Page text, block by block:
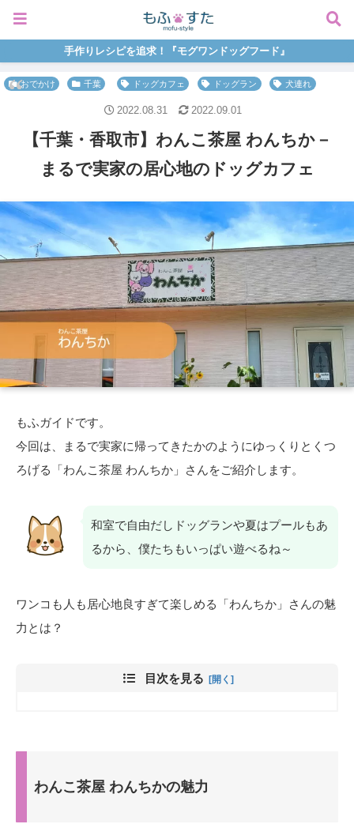
手作りレシピを追求！『モグワンドッグフード』
おでかけ 千葉 ドッグカフェ ドッグラン 犬連れ
【千葉・香取市】わんこ茶屋 わんちか－
まるで実家の居心地のドッグカフェ
2022.08.31 2022.09.01
もふガイドです。
今回は、まるで実家に帰ってきたかのようにゆっくりとくつ
ろげる「わんこ茶屋 わんちか」さんをご紹介します。
和室で自由だしドッグランや夏はプールもあ
るから、僕たちもいっぱい遊べるね～
ワンコも人も居心地良すぎて楽しめる「わんちか」さんの魅
力とは？
目次を見る
わんこ茶屋 わんちかの魅力